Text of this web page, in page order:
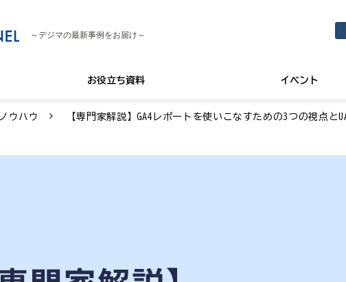
～デジマの最新事例をお届け～
お役立ち資料 イベント
ノウハウ 【専門家解説】GA4レポートを使いこなすための3つの視点と